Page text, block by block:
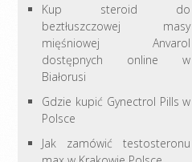
Kup steroid do
beztłuszczowej masy
mięśniowej Anvarol
dostępnych online w
Białorusi
Gdzie kupić Gynectrol Pills w
Polsce
Jak zamówić testosteronu